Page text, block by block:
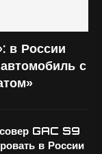
в России
с
GAC S9
в России